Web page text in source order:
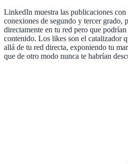
LinkedIn muestra las publicaciones con
conexiones de segundo y tercer grado,
directamente en tu red pero que
contenido. Los likes son el catalizador
allá de tu red directa, exponiendo tu
que de otro modo nunca te habrían